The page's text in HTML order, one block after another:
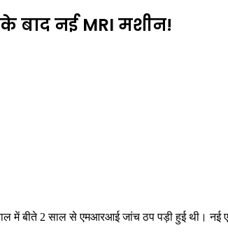
बाद नई MRI मशीन!
में बीते 2 साल से एमआरआई जांच ठप पड़ी हुई थी। नई